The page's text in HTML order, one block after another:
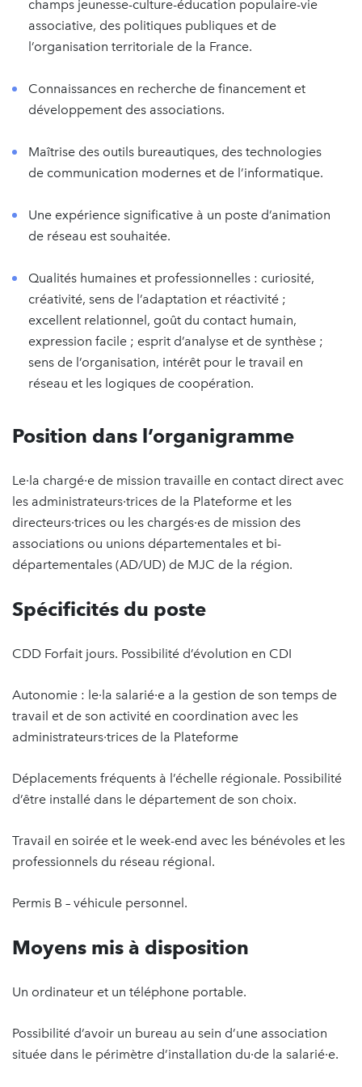
champs jeunesse-culture-éducation populaire-vie
associative, des politiques publiques et de
l’organisation territoriale de la France.
Connaissances en recherche de financement et
développement des associations.
Maîtrise des outils bureautiques, des technologies
de communication modernes et de l’informatique.
Une expérience significative à un poste d’animation
de réseau est souhaitée.
Qualités humaines et professionnelles : curiosité,
créativité, sens de l’adaptation et réactivité ;
excellent relationnel, goût du contact humain,
expression facile ; esprit d’analyse et de synthèse ;
sens de l’organisation, intérêt pour le travail en
réseau et les logiques de coopération.
Position dans l’organigramme
Le·la chargé·e de mission travaille en contact direct avec
les administrateurs·trices de la Plateforme et les
directeurs·trices ou les chargés·es de mission des
associations ou unions départementales et bi-
départementales (AD/UD) de MJC de la région.
Spécificités du poste
CDD Forfait jours. Possibilité d’évolution en CDI
Autonomie : le·la salarié·e a la gestion de son temps de
travail et de son activité en coordination avec les
administrateurs·trices de la Plateforme
Déplacements fréquents à l’échelle régionale. Possibilité
d’être installé dans le département de son choix.
Travail en soirée et le week-end avec les bénévoles et les
professionnels du réseau régional.
Permis B – véhicule personnel.
Moyens mis à disposition
Un ordinateur et un téléphone portable.
Possibilité d’avoir un bureau au sein d’une association
située dans le périmètre d’installation du·de la salarié·e.